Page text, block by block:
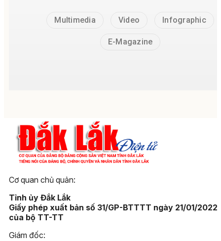
Multimedia Video Infographic
E-Magazine
Cơ quan chủ quản:
Tỉnh ủy Đắk Lắk
Giấy phép xuất bản số 31/GP-BTTTT ngày 21/01/2022
của bộ TT-TT
Giám đốc: